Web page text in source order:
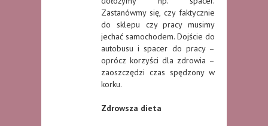
Zastanówmy się, czy faktycznie
do sklepu czy pracy musimy
jechać samochodem. Dojście do
autobusu i spacer do pracy –
oprócz korzyści dla zdrowia –
zaoszczędzi czas spędzony w
korku.
Zdrowsza dieta